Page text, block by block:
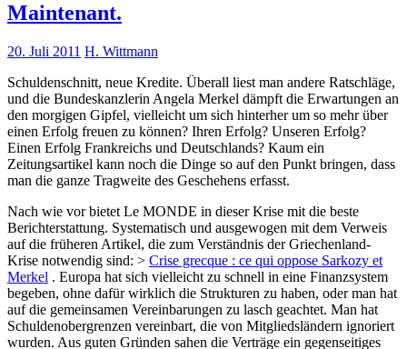
Maintenant.
20. Juli 2011 H. Wittmann
Schuldenschnitt, neue Kredite. Überall liest man andere Ratschläge,
und die Bundeskanzlerin Angela Merkel dämpft die Erwartungen an
den morgigen Gipfel, vielleicht um sich hinterher um so mehr über
einen Erfolg freuen zu können? Ihren Erfolg? Unseren Erfolg?
Einen Erfolg Frankreichs und Deutschlands? Kaum ein
Zeitungsartikel kann noch die Dinge so auf den Punkt bringen, dass
man die ganze Tragweite des Geschehens erfasst.
Nach wie vor bietet Le MONDE in dieser Krise mit die beste
Berichterstattung. Systematisch und ausgewogen mit dem Verweis
auf die früheren Artikel, die zum Verständnis der Griechenland-
Krise notwendig sind: > Crise grecque : ce qui oppose Sarkozy et
Merkel . Europa hat sich vielleicht zu schnell in eine Finanzsystem
begeben, ohne dafür wirklich die Strukturen zu haben, oder man hat
auf die gemeinsamen Vereinbarungen zu lasch geachtet. Man hat
Schuldenobergrenzen vereinbart, die von Mitgliedsländern ignoriert
wurden. Aus guten Gründen sahen die Verträge ein gegenseitiges